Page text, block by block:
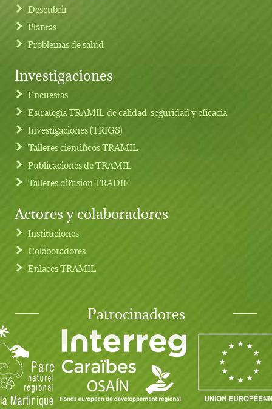
Footer menu
Descubrir
Plantas
Problemas de salud
Investigaciones
Encuestas
Estrategia TRAMIL de calidad, seguridad y eficacia
Investigaciones (TRIGS)
Talleres cientificos TRAMIL
Publicaciones de TRAMIL
Talleres difusion TRADIF
Actores y colaboradores
Instituciones
Colaboradores
Enlaces TRAMIL
Patrocinadores